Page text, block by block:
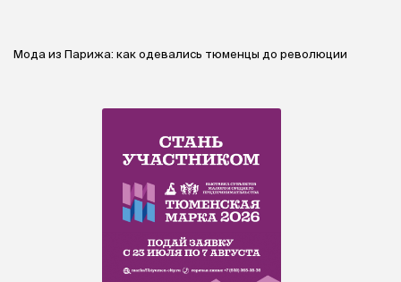
Мода из Парижа: как одевались тюменцы до революции